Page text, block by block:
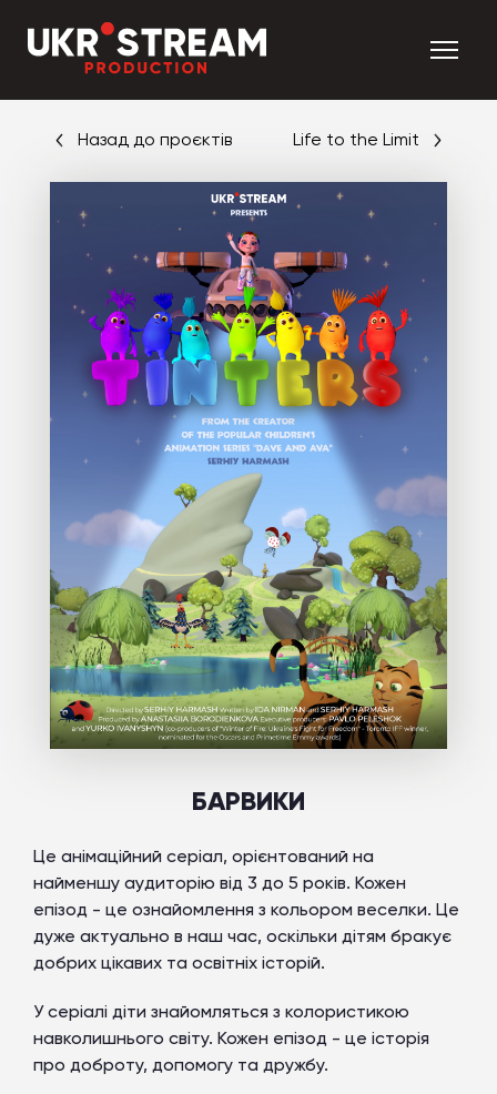
Назад до проєктів Life to the Limit
БАРВИКИ
Це анімаційний серіал, орієнтований на
найменшу аудиторію від 3 до 5 років. Кожен
епізод - це ознайомлення з кольором веселки. Це
дуже актуально в наш час, оскільки дітям бракує
добрих цікавих та освітніх історій.
У серіалі діти знайомляться з колористикою
навколишнього світу. Кожен епізод - це історія
про доброту, допомогу та дружбу.